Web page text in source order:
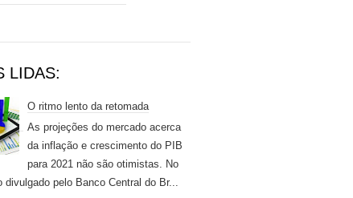
LIDAS:
O ritmo lento da retomada
As projeções do mercado acerca
da inflação e crescimento do PIB
para 2021 não são otimistas. No
divulgado pelo Banco Central do Br...